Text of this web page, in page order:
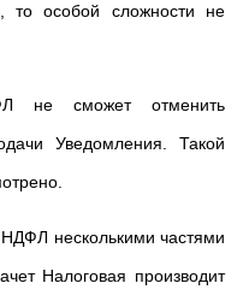
то особой сложности не
не сможет отменить
Уведомления. Такой
несколькими частями
Налоговая производит